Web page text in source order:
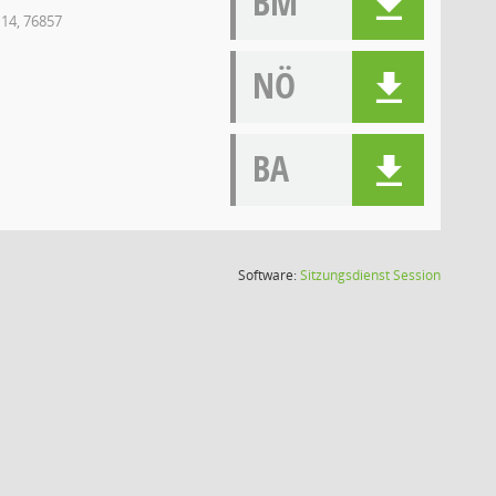
76857
NÖ
BA
Software:SitzungsdienstSession(Wird in